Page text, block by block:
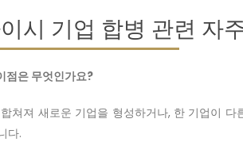
시 기업 합병 관련 자
점은 무엇인가요?
쳐져 새로운 기업을 형성하거나, 한 기업이
다.